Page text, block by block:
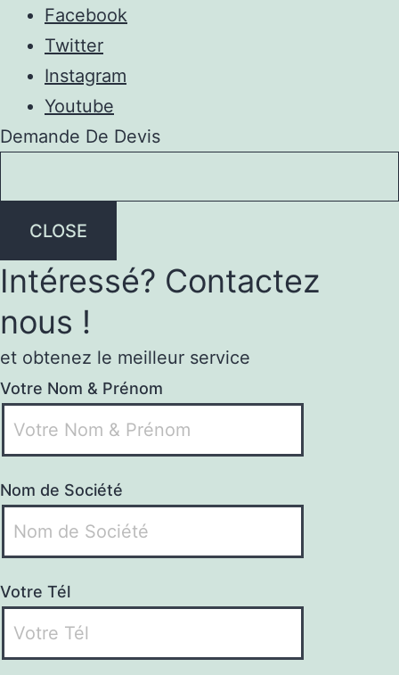
Facebook
Twitter
Instagram
Youtube
Demande De Devis
CLOSE
Intéressé? Contactez
nous !
et obtenez le meilleur service
Votre Nom & Prénom
Nom de Société
Votre Tél